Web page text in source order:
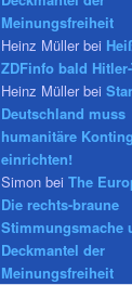
Meinungsfreiheit
Heinz Müller bei
ZDFinfo bald
Heinz Müller bei
Deutschland muss
humanitäre
einrichten!
Simon bei The
Die rechts-braune
Stimmungsmache
Deckmantel der
Meinungsfreiheit